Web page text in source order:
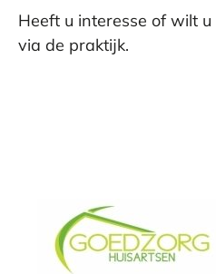
Heeft u interesse of wilt
via de praktijk.